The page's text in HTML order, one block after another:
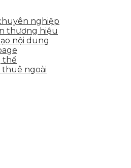
nghiệp
thương hiệu
nội dung
thể
ngoài